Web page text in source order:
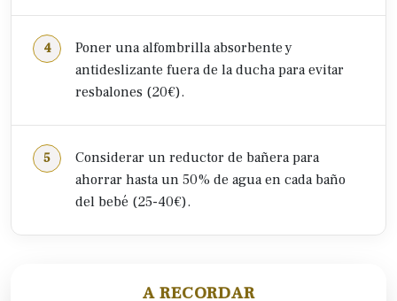
Poner una alfombrilla absorbente y
antideslizante fuera de la ducha para evitar
resbalones (20€).
Considerar un reductor de bañera para
ahorrar hasta un 50% de agua en cada baño
del bebé (25-40€).
A RECORDAR